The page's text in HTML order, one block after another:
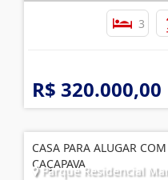
3
R$ 320.000,00
CASA PARA ALUGAR
CAÇAPAVA
Parque Residencial